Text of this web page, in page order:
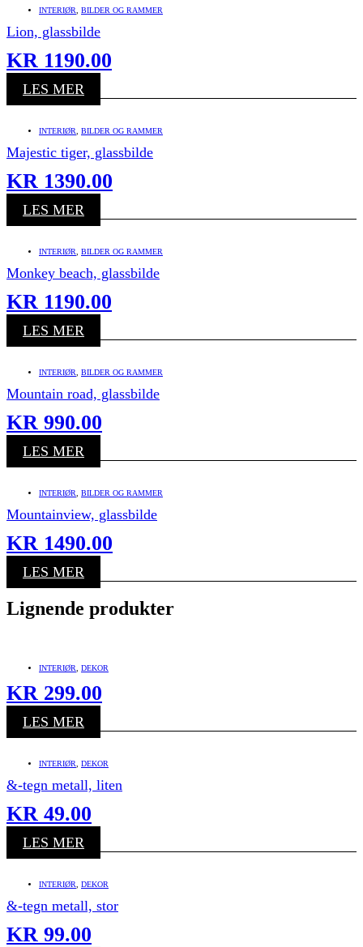
INTERIØR BILDER OG RAMMER
Lion, glassbilde
KR 1190.00
LES MER
INTERIØR BILDER OG RAMMER
Majestic tiger, glassbilde
KR 1390.00
LES MER
INTERIØR BILDER OG RAMMER
Monkey beach, glassbilde
KR 1190.00
LES MER
INTERIØR BILDER OG RAMMER
Mountain road, glassbilde
KR 990.00
LES MER
INTERIØR BILDER OG RAMMER
Mountainview, glassbilde
KR 1490.00
LES MER
Lignende produkter
INTERIØR DEKOR
KR 299.00
LES MER
INTERIØR DEKOR
&-tegn metall, liten
KR 49.00
LES MER
INTERIØR DEKOR
&-tegn metall, stor
KR 99.00